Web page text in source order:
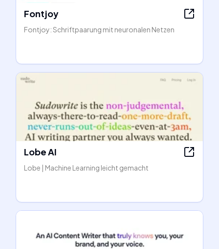
Fontjoy
Fontjoy: Schriftpaarung mit neuronalen Netzen
Lobe AI
Lobe | Machine Learning leicht gemacht